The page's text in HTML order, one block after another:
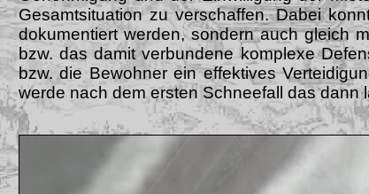
Gesamtsituation zu verschaffen. Dabei
dokumentiert werden, sondern auch gleich
bzw. das damit verbundene komplexe
bzw. die Bewohner ein effektives
werde nach dem ersten Schneefall das